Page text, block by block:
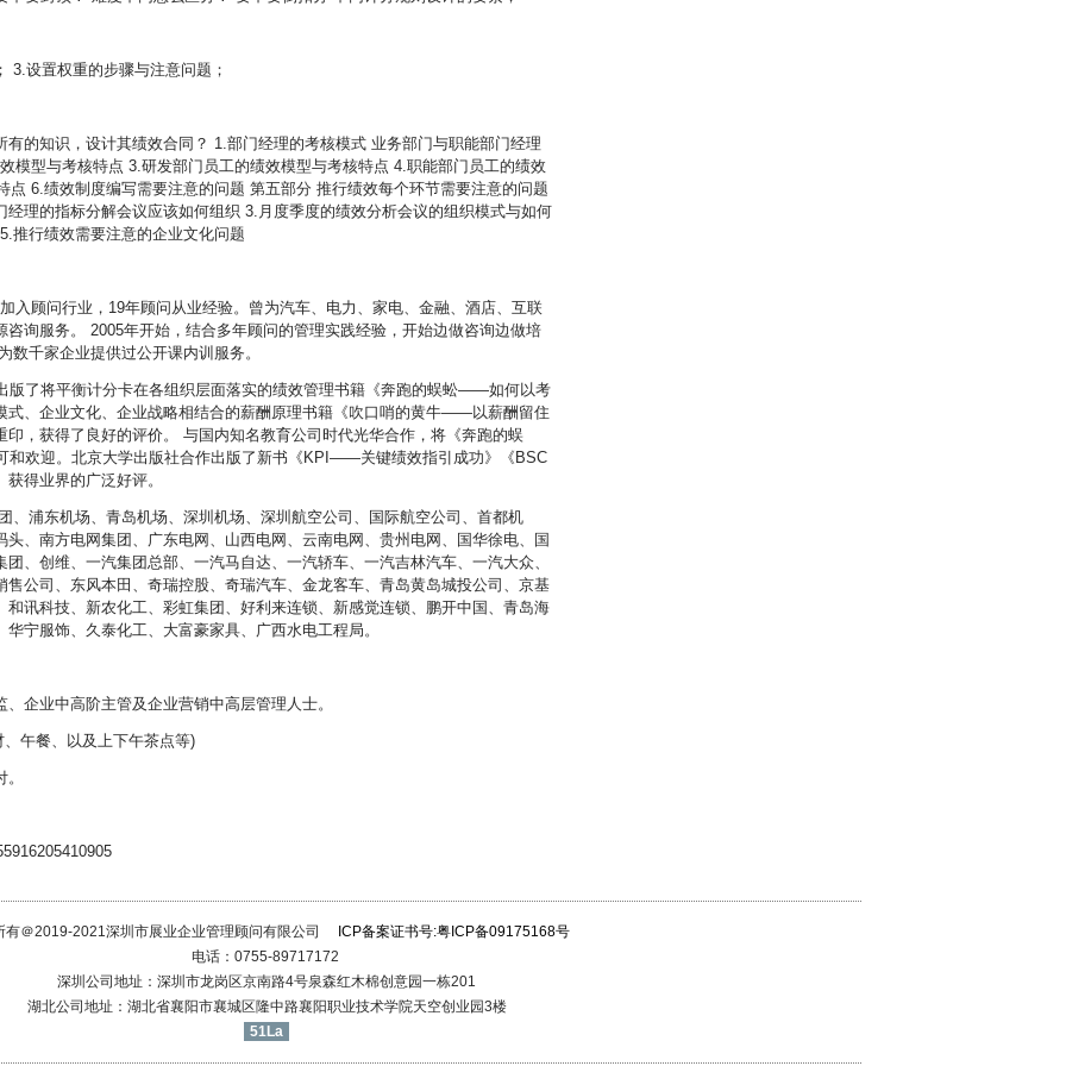
3.设置权重的步骤与注意问题；
的知识，设计其绩效合同？ 1.部门经理的考核模式 业务部门与职能部门经理
模型与考核特点 3.研发部门员工的绩效模型与考核特点 4.职能部门员工的绩效
6.绩效制度编写需要注意的问题 第五部分 推行绩效每个环节需要注意的问题
理的指标分解会议应该如何组织 3.月度季度的绩效分析会议的组织模式与如何
推行绩效需要注意的企业文化问题
入顾问行业，19年顾问从业经验。曾为汽车、电力、家电、金融、酒店、互联
询服务。 2005年开始，结合多年顾问的管理实践经验，开始边做咨询边做培
千家企业提供过公开课内训服务。
版了将平衡计分卡在各组织层面落实的绩效管理书籍《奔跑的蜈蚣——如何以考
式、企业文化、企业战略相结合的薪酬原理书籍《吹口哨的黄牛——以薪酬留住
，获得了良好的评价。 与国内知名教育公司时代光华合作，将《奔跑的蜈
和欢迎。北京大学出版社合作出版了新书《KPI——关键绩效指引成功》《BSC
得业界的广泛好评。
、浦东机场、青岛机场、深圳机场、深圳航空公司、国际航空公司、首都机
、南方电网集团、广东电网、山西电网、云南电网、贵州电网、国华徐电、国
、创维、一汽集团总部、一汽马自达、一汽轿车、一汽吉林汽车、一汽大众、
公司、东风本田、奇瑞控股、奇瑞汽车、金龙客车、青岛黄岛城投公司、京基
讯科技、新农化工、彩虹集团、好利来连锁、新感觉连锁、鹏开中国、青岛海
宁服饰、久泰化工、大富豪家具、广西水电工程局。
企业中高阶主管及企业营销中高层管理人士。
午餐、以及上下午茶点等)
有＠2019-2021深圳市展业企业管理顾问有限公司
ICP备案证书号:粤ICP备09175168号
电话：0755-89717172
深圳公司地址：深圳市龙岗区京南路4号泉森红木棉创意园一栋201
湖北公司地址：湖北省襄阳市襄城区隆中路襄阳职业技术学院天空创业园3楼
51La